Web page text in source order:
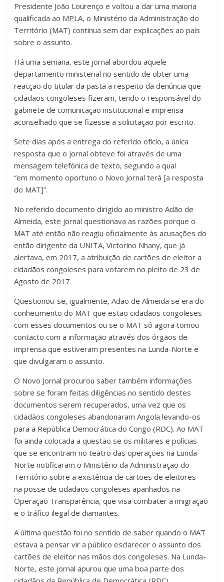
Presidente João Lourenço e voltou a dar uma maioria
qualificada ao MPLA, o Ministério da Administração do
Território (MAT) continua sem dar explicações ao país
sobre o assunto.
Há uma semana, este jornal abordou aquele
departamento ministerial no sentido de obter uma
reacção do titular da pasta a respeito da denúncia que
cidadãos congoleses fizeram, tendo o responsável do
gabinete de comunicação institucional e imprensa
aconselhado que se fizesse a solicitação por escrito.
Sete dias após a entrega do referido ofício, a única
resposta que o jornal obteve foi através de uma
mensagem telefónica de texto, segundo a qual
“em momento oportuno o Novo Jornal terá [a resposta
do MAT]”.
No referido documento dirigido ao ministro Adão de
Almeida, este jornal questionava as razões porque o
MAT até então não reagiu oficialmente às acusações do
então dirigente da UNITA, Victorino Nhany, que já
alertava, em 2017, a atribuição de cartões de eleitor a
cidadãos congoleses para votarem no pleito de 23 de
Agosto de 2017.
Questionou-se, igualmente, Adão de Almeida se era do
conhecimento do MAT que estão cidadãos congoleses
com esses documentos ou se o MAT só agora tomou
contacto com a informação através dos órgãos de
imprensa que estiveram presentes na Lunda-Norte e
que divulgaram o assunto.
O Novo Jornal procurou saber também informações
sobre se foram feitas diligências no sentido destes
documentos serem recuperados, uma vez que os
cidadãos congoleses abandonaram Angola levando-os
para a República Democrática do Congo (RDC). Ao MAT
foi ainda colocada a questão se os militares e polícias
que se encontram no teatro das operações na Lunda-
Norte notificaram o Ministério da Administração do
Território sobre a existência de cartões de eleitores
na posse de cidadãos congoleses apanhados na
Operação Transparência, que visa combater a imigração
e o tráfico ilegal de diamantes.
A última questão foi no sentido de saber quando o MAT
estava a pensar vir a público esclarecer o assunto dos
cartões de eleitor nas mãos dos congoleses. Na Lunda-
Norte, este jornal apurou que uma boa parte dos